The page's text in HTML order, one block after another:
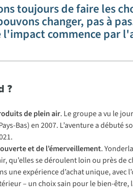
toujours de faire les
changer, pas à
l'impact commence par
?
de plein air. Le groupe a vu le
Bas) en 2007. L’aventure a débuté
et de l’émerveillement.
qu’elles se déroulent loin ou près de
une expérience d’achat unique, avec
– un choix sain pour le bien-être,